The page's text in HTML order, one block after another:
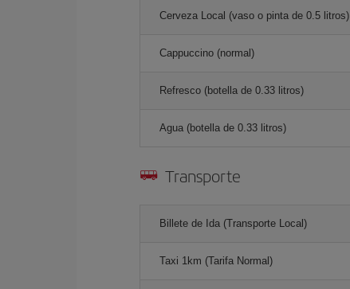
Cerveza Local (vaso o pinta de 0.5 litros)
Cappuccino (normal)
Refresco (botella de 0.33 litros)
Agua (botella de 0.33 litros)
Transporte
Billete de Ida (Transporte Local)
Taxi 1km (Tarifa Normal)